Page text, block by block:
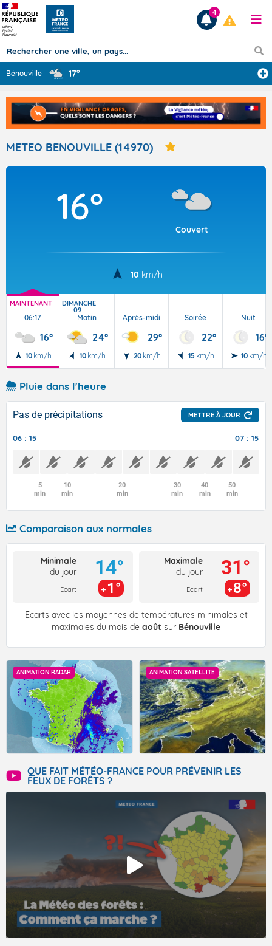
Prévisions
TOUS LES RÉSULTATS
Articles
4
Bénouville 17°
METEO BENOUVILLE (14970)
16°
Couvert
10 km/h
MAINTENANT
06:17
16°
10 km/h
DIMANCHE
09
Matin
24°
10 km/h
Après-midi
29°
20 km/h
Soirée
22°
15 km/h
Nuit
16°
10 km/h
Pluie dans l'heure
Pas de précipitations METTRE À JOUR
06 : 15 07 : 15
5
min
10
min
20
min
30
min
40
min
50
min
Comparaison aux normales
Minimale
du jour
Ecart
14°
1°
Maximale
du jour
Ecart
31°
8°
Écarts avec les moyennes de températures minimales et
maximales du mois de août sur Bénouville
ANIMATION RADAR ANIMATION SATELLITE
QUE FAIT MÉTÉO-FRANCE POUR PRÉVENIR LES
FEUX DE FORÊTS ?